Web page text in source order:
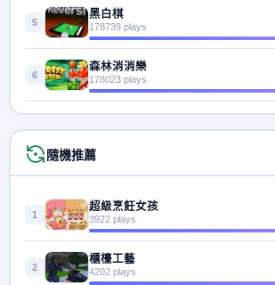
5
黑白棋
178739 plays
6
森林消消樂
178023 plays
隨機推薦
1
超級烹飪女孩
3922 plays
2
櫃檯工藝
4202 plays